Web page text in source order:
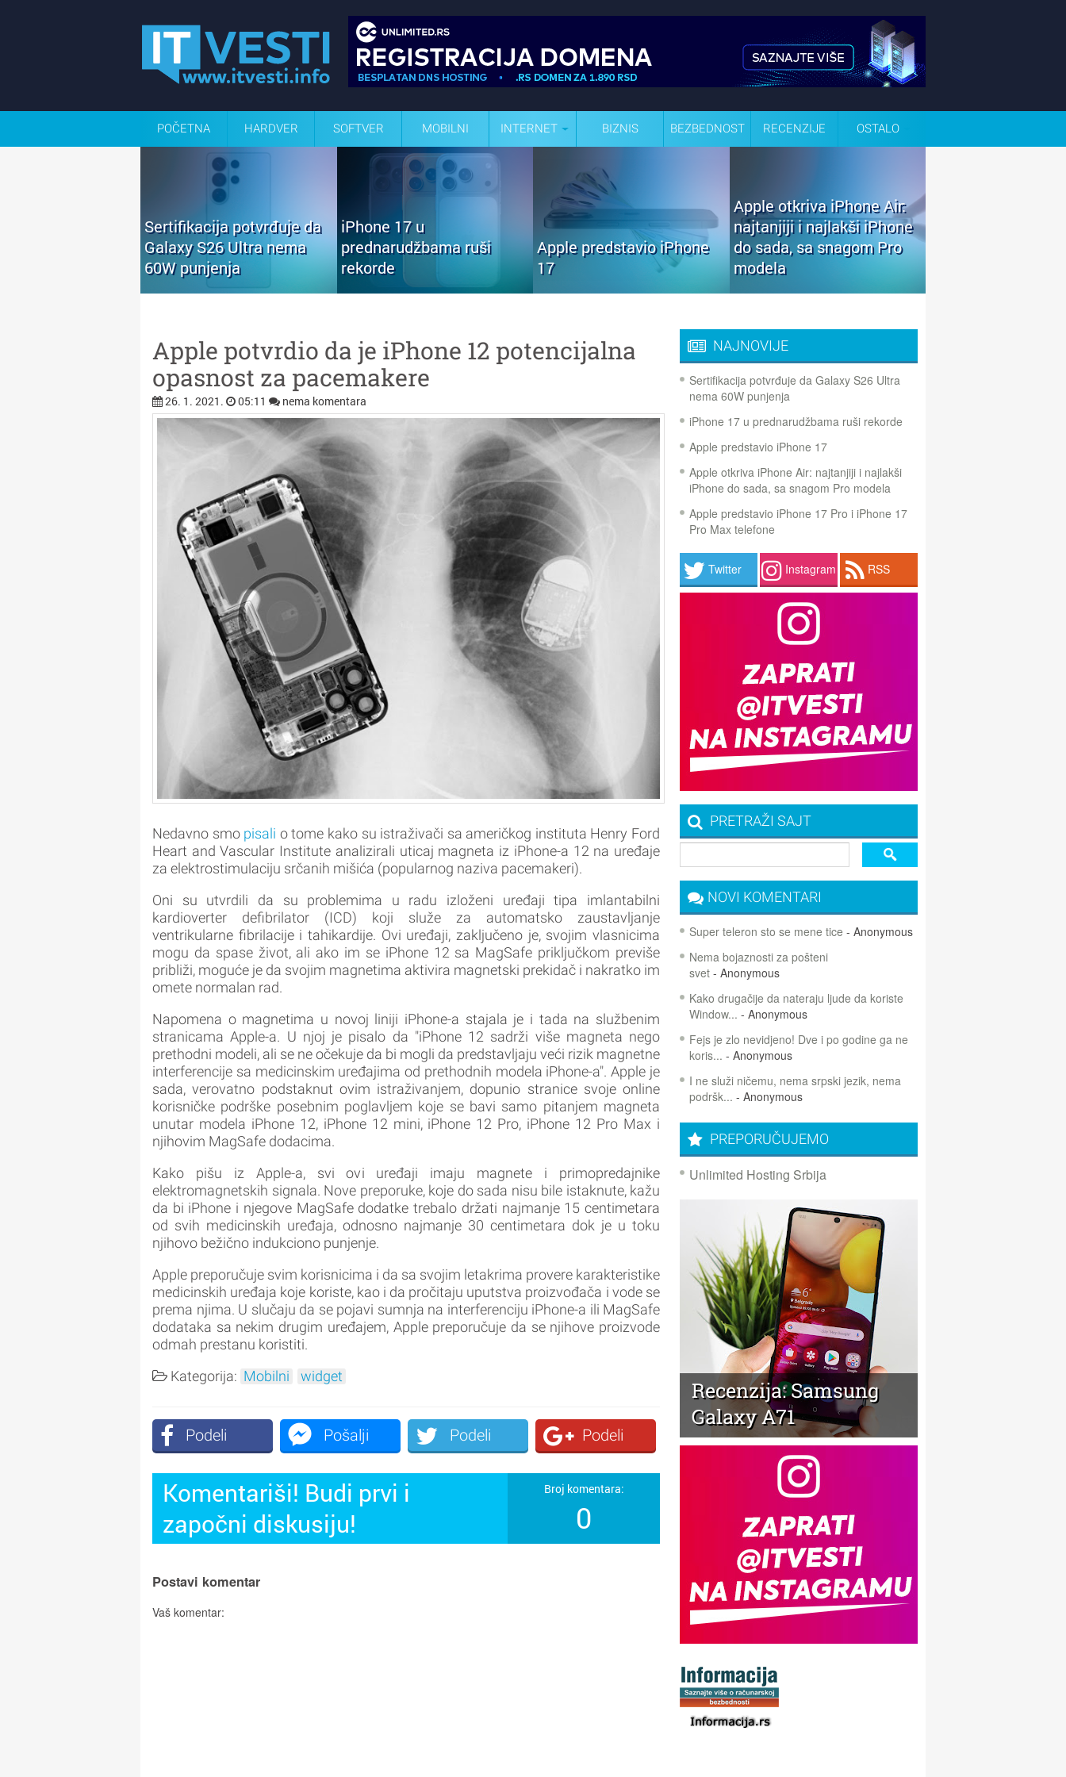
POČETNA HARDVER SOFTVER MOBILNI INTERNET BIZNIS BEZBEDNOST RECENZIJE OSTALO
Sertifikacija potvrđuje da
Galaxy S26 Ultra nema
60W punjenja
iPhone 17 u
prednarudžbama ruši
rekorde
Apple predstavio iPhone
17
Apple otkriva iPhone Air:
najtanjiji i najlakši iPhone
do sada, sa snagom Pro
modela
Apple potvrdio da je iPhone 12 potencijalna
opasnost za pacemakere
26. 1. 2021. 05:11 nema komentara
Nedavno smo pisali o tome kako su istraživači sa američkog instituta Henry Ford
Heart and Vascular Institute analizirali uticaj magneta iz iPhone-a 12 na uređaje
za elektrostimulaciju srčanih mišića (popularnog naziva pacemakeri).
Oni su utvrdili da su problemima u radu izloženi uređaji tipa imlantabilni
kardioverter defibrilator (ICD) koji služe za automatsko zaustavljanje
ventrikularne fibrilacije i tahikardije. Ovi uređaji, zaključeno je, svojim vlasnicima
mogu da spase život, ali ako im se iPhone 12 sa MagSafe priključkom previše
približi, moguće je da svojim magnetima aktivira magnetski prekidač i nakratko im
omete normalan rad.
Napomena o magnetima u novoj liniji iPhone-a stajala je i tada na službenim
stranicama Apple-a. U njoj je pisalo da "iPhone 12 sadrži više magneta nego
prethodni modeli, ali se ne očekuje da bi mogli da predstavljaju veći rizik magnetne
interferencije sa medicinskim uređajima od prethodnih modela iPhone-a". Apple je
sada, verovatno podstaknut ovim istraživanjem, dopunio stranice svoje online
korisničke podrške posebnim poglavljem koje se bavi samo pitanjem magneta
unutar modela iPhone 12, iPhone 12 mini, iPhone 12 Pro, iPhone 12 Pro Max i
njihovim MagSafe dodacima.
Kako pišu iz Apple-a, svi ovi uređaji imaju magnete i primopredajnike
elektromagnetskih signala. Nove preporuke, koje do sada nisu bile istaknute, kažu
da bi iPhone i njegove MagSafe dodatke trebalo držati najmanje 15 centimetara
od svih medicinskih uređaja, odnosno najmanje 30 centimetara dok je u toku
njihovo bežično indukciono punjenje.
Apple preporučuje svim korisnicima i da sa svojim letakrima provere karakteristike
medicinskih uređaja koje koriste, kao i da pročitaju uputstva proizvođača i vode se
prema njima. U slučaju da se pojavi sumnja na interferenciju iPhone-a ili MagSafe
dodataka sa nekim drugim uređajem, Apple preporučuje da se njihove proizvode
odmah prestanu koristiti.
Kategorija: Mobilni widget
Podeli Pošalji Podeli Podeli
Komentariši! Budi prvi i
započni diskusiju!
Broj komentara:
0
Postavi komentar
Vaš komentar:
NAJNOVIJE
Sertifikacija potvrđuje da Galaxy S26 Ultra
nema 60W punjenja
iPhone 17 u prednarudžbama ruši rekorde
Apple predstavio iPhone 17
Apple otkriva iPhone Air: najtanjiji i najlakši
iPhone do sada, sa snagom Pro modela
Apple predstavio iPhone 17 Pro i iPhone 17
Pro Max telefone
Twitter Instagram RSS
PRETRAŽI SAJT
NOVI KOMENTARI
Super teleron sto se mene tice - Anonymous
Nema bojaznosti za pošteni
svet - Anonymous
Kako drugačije da nateraju ljude da koriste
Window... - Anonymous
Fejs je zlo nevidjeno! Dve i po godine ga ne
koris... - Anonymous
I ne služi ničemu, nema srpski jezik, nema
podršk... - Anonymous
PREPORUČUJEMO
Unlimited Hosting Srbija
Recenzija: Samsung
Galaxy A71